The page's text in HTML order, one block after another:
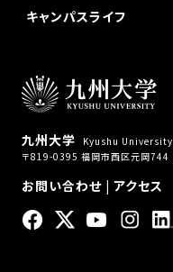
九州大学
Kyushu University
〒819-0395 福岡市西区元岡744
お問い合わせ| アクセス
キャンパスライフ